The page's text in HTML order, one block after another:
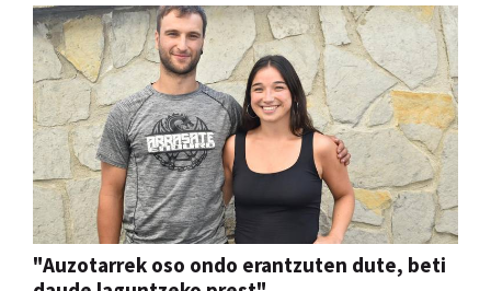
"Auzotarrek oso ondo erantzuten dute, beti